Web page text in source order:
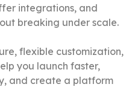
integrations, and
breaking under scale.
flexible customization,
you launch faster,
and create a platform